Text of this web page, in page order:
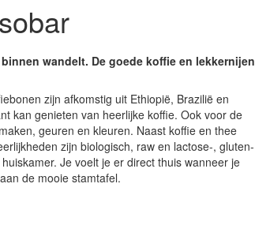
wandelt. De goede koffie en lekkernijen
zijn afkomstig uit Ethiopië, Brazilië en
kan genieten van heerlijke koffie. Ook voor de
geuren en kleuren. Naast koffie en thee
zijn biologisch, raw en lactose-, gluten-
Je voelt je er direct thuis wanneer je
de mooie stamtafel.